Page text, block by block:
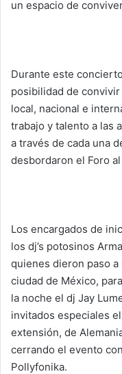
un espacio de
Durante este
posibilidad de
local, nacional e
trabajo y talento a las
a través de cada una
desbordaron el Foro
Los encargados de
los dj’s potosinos
quienes dieron paso a
ciudad de México,
la noche el dj Jay
invitados especiales
extensión, de
cerrando el evento
Pollyfonika.